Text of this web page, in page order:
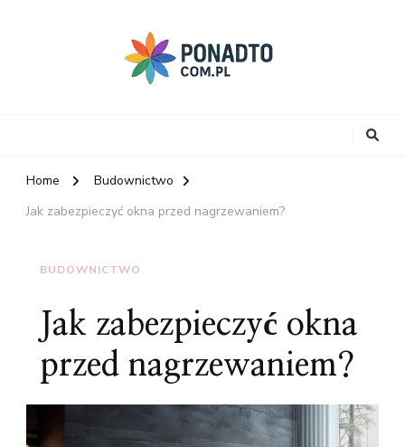
Home
Budownictwo
Jak zabezpieczyć okna przed nagrzewaniem?
BUDOWNICTWO
Jak zabezpieczyć okna
przed nagrzewaniem?